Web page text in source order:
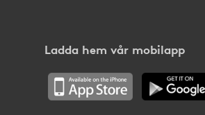
Ladda hem vår mobilapp